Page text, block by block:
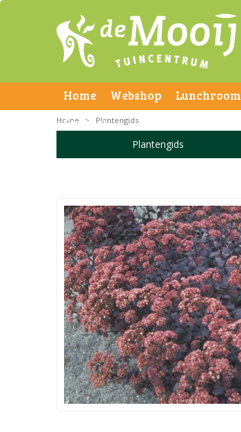
Home Webshop Lunchroom
Contact
Home > Plantengids
Plantengids